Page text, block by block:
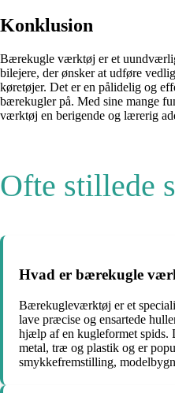
Konklusion
Bærekugle værktøj er et
bilejere, der ønsker at udføre
køretøjer. Det er en pålidelig og
bærekugler på. Med sine mange
værktøj en berigende og lærerig
Ofte stillede
Hvad er bærekugle
Bærekugleværktøj er et
lave præcise og ensartede
hjælp af en kugleformet spids.
metal, træ og plastik og er
smykkefremstilling,